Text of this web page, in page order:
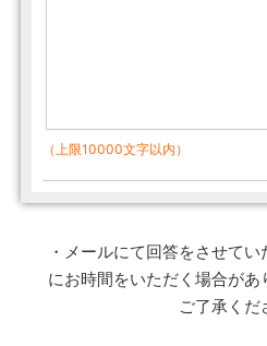
（上限10000文字以内）
・メールにて回答をさせて
にお時間をいただく場合が
ご了承くだ